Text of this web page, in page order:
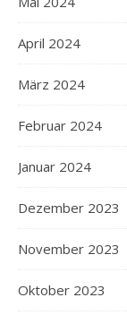
April 2024
März 2024
Februar 2024
Januar 2024
Dezember 2023
November 2023
Oktober 2023